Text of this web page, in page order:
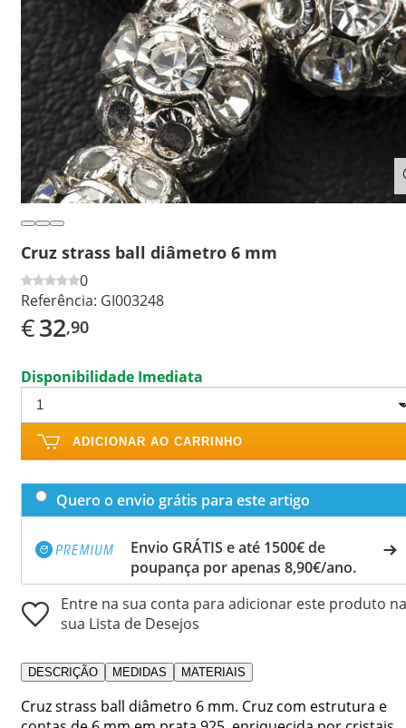
Cruz strass ball diâmetro 6 mm
0
Referência: GI003248
€32,90
Disponibilidade Imediata
ADICIONAR AO CARRINHO
Quero o envio grátis para este artigo
Envio GRÁTIS e até 1500€ de
poupança por apenas 8,90€/ano.
Entre na sua conta para adicionar este produto na
sua Lista de Desejos
DESCRIÇÃO MEDIDAS MATERIAIS
Cruz strass ball diâmetro 6 mm. Cruz com estrutura e